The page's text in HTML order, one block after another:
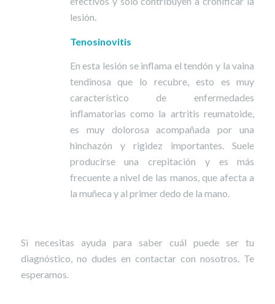
lesión.
Tenosinovitis
En esta lesión se inflama el tendón y la vaina
tendinosa que lo recubre, esto es muy
característico de enfermedades
inflamatorias como la artritis reumatoide,
es muy dolorosa acompañada por una
hinchazón y rigidez importantes. Suele
producirse una crepitación y es más
frecuente a nivel de las manos, que afecta a
la muñeca y al primer dedo de la mano.
Si necesitas ayuda para saber cuál puede ser tu
diagnóstico, no dudes en contactar con nosotros. Te
esperamos.